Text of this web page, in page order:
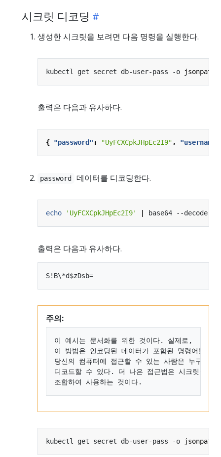
시크릿 디코딩
생성한 시크릿을 보려면 다음 명령을 실행한다.
kubectl get secret db-user-pass -o jsonpath
출력은 다음과 유사하다.
{ "password" : "UyFCXCpkJHpEc2I9" , "username"
password 데이터를 디코딩한다.
echo 'UyFCXCpkJHpEc2I9'
출력은 다음과 유사하다.
주의:
이 예시는 문서화를 위한 것이다. 실제로,
이 방법은 인코딩된 데이터가 포함된 명령어를
당신의 컴퓨터에 접근할 수 있는 사람은 누구나
디코드할 수 있다. 더 나은 접근법은 시크릿을 보
kubectl get secret db-user-pass -o jsonpath